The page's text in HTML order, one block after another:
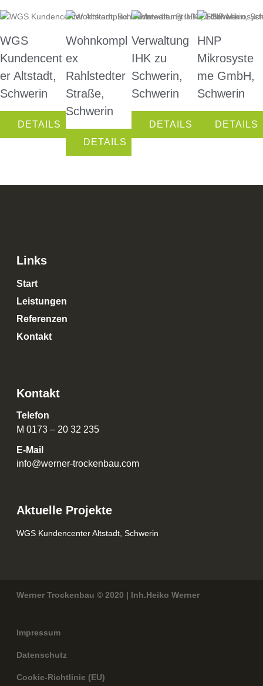
WGS
Kundencent
er Altstadt,
Schwerin
DETAILS
Wohnkompl
ex
Rahlstedter
Straße,
Schwerin
DETAILS
Verwaltung
IHK zu
Schwerin,
Schwerin
DETAILS
HNP
Mikrosyste
me GmbH,
Schwerin
DETAILS
Links
Start
Leistungen
Referenzen
Kontakt
Kontakt
Telefon
M 0173 – 20 32 235
E-Mail
info@werner-trockenbau.com
Aktuelle Projekte
WGS Kundencenter Altstadt, Schwerin
Werner Trockenbau © 2020 | Inh.Heiko Werner
Impressum
Datenschutz
Cookie-Richtlinie (EU)